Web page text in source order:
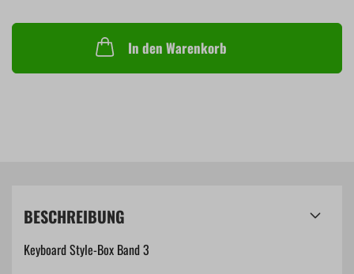
In den Warenkorb
BESCHREIBUNG
Keyboard Style-Box Band 3